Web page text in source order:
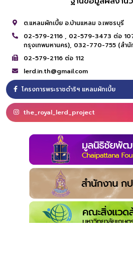
ต.แหลมผักเบี้ย อ.บ้านแหลม จ.เพชรบุรี
02-579-2116 , 02-579-3473 ต่อ
กรุงเทพมหานคร), 032-770-755 (สำนั
02-579-2116 ต่อ 112
lerd.in.th@gmail.com
โครงการพระราชดำริฯ แหลมผักเบี้ย
the_royal_lerd_project